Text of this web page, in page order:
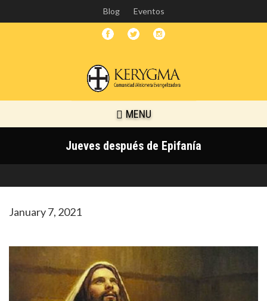
Skip
to
main
Blog Eventos
MENU
Jueves después de Epifanía
January 7, 2021